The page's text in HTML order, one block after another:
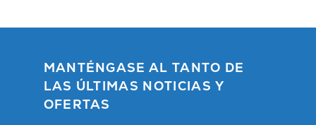
MANTÉNGASE AL TANTO DE
LAS ÚLTIMAS NOTICIAS Y
OFERTAS